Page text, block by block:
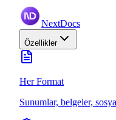
NextDocs
Özellikler
Her Format
Sunumlar, belgeler,